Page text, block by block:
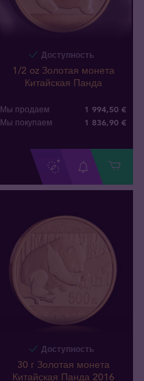
Доступность
1/2 oz Золотая монета
Китайская Панда
Мы продаем 1 994,50 €
Мы покупаем 1 836,90 €
Доступность
30 г Золотая монета
Китайская Панда 2016